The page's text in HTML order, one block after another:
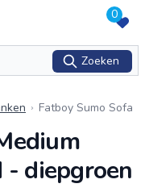
0
Zoeken
Fatboy Sumo Sofa
erecycled - diepgro
- diepgroen